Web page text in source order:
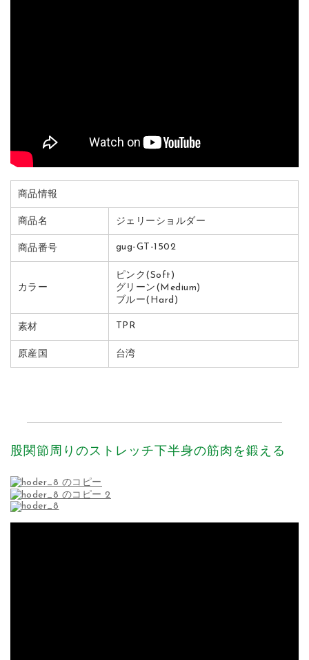
商品情報
商品名 ジェリーショルダー
商品番号 gug-GT-1502
カラー
ピンク(Soft)
グリーン(Medium)
ブルー(Hard)
素材 TPR
原産国 台湾
股関節周りのストレッチ下半身の筋肉を鍛える